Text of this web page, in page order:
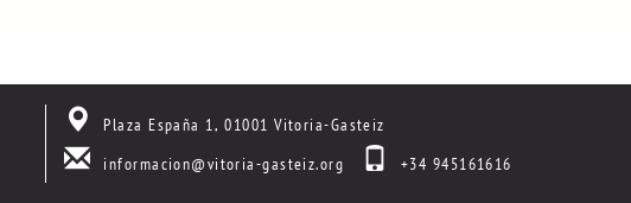
Plaza España 1, 01001 Vitoria-Gasteiz
informacion@vitoria-gasteiz.org
+34 945161616